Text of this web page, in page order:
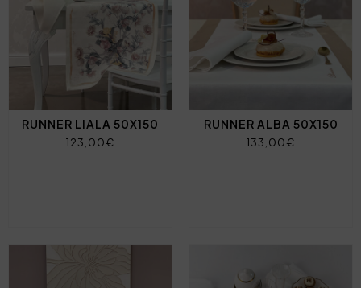
RUNNER LIALA 50X150
123,00€
RUNNER ALBA 50X150
133,00€